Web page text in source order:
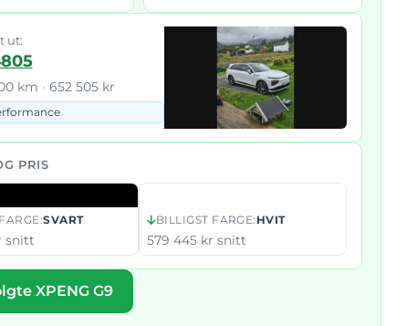
ut:
km · 652 505 kr
PRIS
SVART
snitt
BILLIGST FARGE: HVIT
579 445 kr snitt
XPENG G9